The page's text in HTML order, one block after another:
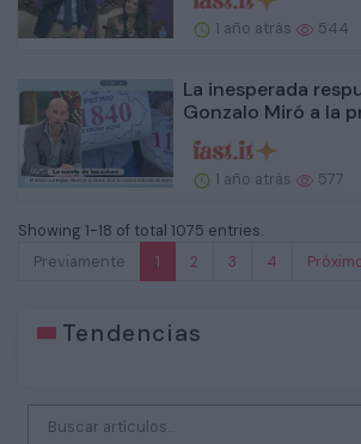
1 año atrás 544
La inesperada
Gonzalo Miró a la
1 año atrás 577
Showing 1-18 of total 1075 entries.
Previamente
1 2 3 4
Tendencias